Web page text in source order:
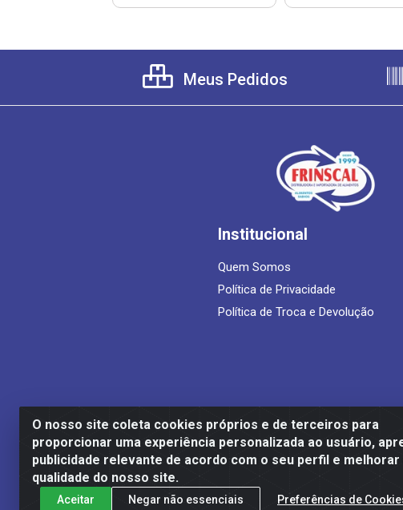
O nosso site coleta cookies próprios e de terceiros para
proporcionar uma experiência personalizada ao usuário,
publicidade relevante de acordo com o seu perfil e melhorar
qualidade do nosso site.
Aceitar Negar não essenciais Preferências de
Meus Pedidos
Institucional
Quem Somos
Política de Privacidade
Política de Troca e Devolução
Frinscal - Distribuidora e Importadora de